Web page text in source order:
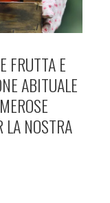
FRUTTA E
ABITUALE
LA NOSTRA